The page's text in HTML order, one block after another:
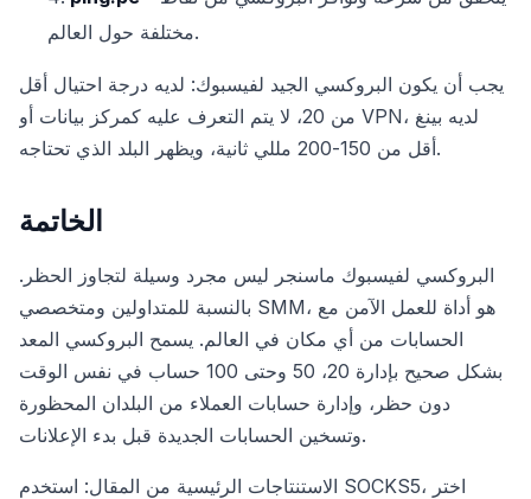
مختلفة حول العالم.
يجب أن يكون البروكسي الجيد لفيسبوك: لديه درجة احتيال أقل
من 20، لا يتم التعرف عليه كمركز بيانات أو VPN، لديه بينغ
أقل من 150-200 مللي ثانية، ويظهر البلد الذي تحتاجه.
الخاتمة
البروكسي لفيسبوك ماسنجر ليس مجرد وسيلة لتجاوز الحظر.
بالنسبة للمتداولين ومتخصصي SMM، هو أداة للعمل الآمن مع
الحسابات من أي مكان في العالم. يسمح البروكسي المعد
بشكل صحيح بإدارة 20، 50 وحتى 100 حساب في نفس الوقت
دون حظر، وإدارة حسابات العملاء من البلدان المحظورة
وتسخين الحسابات الجديدة قبل بدء الإعلانات.
الاستنتاجات الرئيسية من المقال: استخدم SOCKS5، اختر